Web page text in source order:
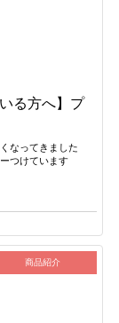
る方へ】プ
なってきました
つけています
商品紹介